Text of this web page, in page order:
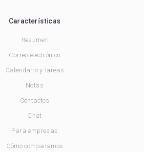
Características
Resumen
Correo electrónico
Calendario y tareas
Notas
Contactos
Chat
Para empresas
Cómo comparamos